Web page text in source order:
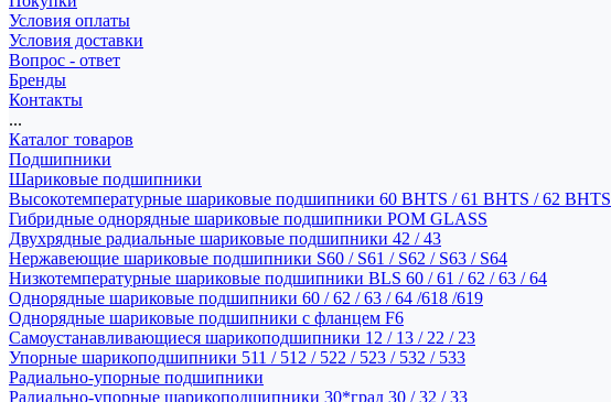
Условия оплаты
Условия доставки
Вопрос - ответ
Бренды
Контакты
...
Каталог товаров
Подшипники
Шариковые подшипники
Высокотемпературные шариковые подшипники 60 BHTS / 61 BHTS / 62 BHTS
Гибридные однорядные шариковые подшипники POM GLASS
Двухрядные радиальные шариковые подшипники 42 / 43
Нержавеющие шариковые подшипники S60 / S61 / S62 / S63 / S64
Низкотемпературные шариковые подшипники BLS 60 / 61 / 62 / 63 / 64
Однорядные шариковые подшипники 60 / 62 / 63 / 64 /618 /619
Однорядные шариковые подшипники с фланцем F6
Самоустанавливающиеся шарикоподшипники 12 / 13 / 22 / 23
Упорные шарикоподшипники 511 / 512 / 522 / 523 / 532 / 533
Радиально-упорные подшипники
Радиально-упорные шарикоподшипники 30*град 30 / 32 / 33